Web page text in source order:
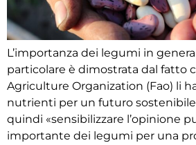
L’importanza dei legumi in
particolare è dimostrata dal fatto
Agriculture Organization (Fao) li
nutrienti per un futuro
quindi «sensibilizzare l’opinione
importante dei legumi per una